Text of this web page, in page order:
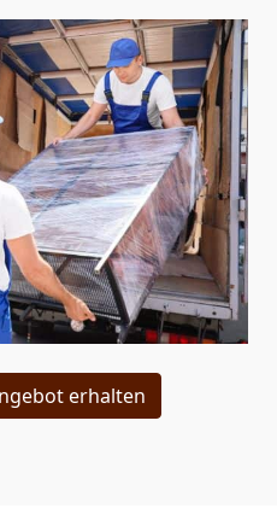
erhalten